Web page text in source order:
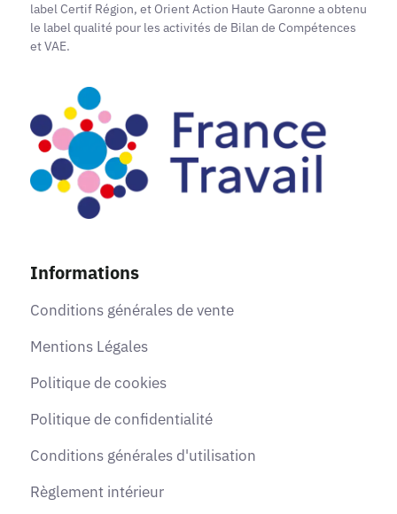
label Certif Région, et Orient Action Haute Garonne a obtenu
le label qualité pour les activités de Bilan de Compétences
et VAE.
Informations
Conditions générales de vente
Mentions Légales
Politique de cookies
Politique de confidentialité
Conditions générales d'utilisation
Règlement intérieur